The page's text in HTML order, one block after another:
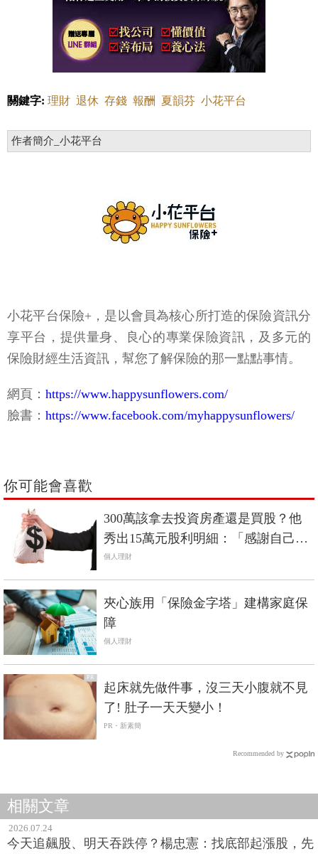
關鍵字: 理財 退休 存錢 報酬 夏韻芬 小花平台
作者簡介_小花平台
小花平台保險+，是以會員為核心所打造的保險資訊分
享平台，提供量身、良心的專業保險資訊，及多元的
保險財經生活資訊，幫您了解保險的那一點點事情。
網頁： https://www.happysunflowers.com/
臉書： https://www.facebook.com/myhappysunflowers/
你可能會喜歡
300萬該拿去投資房產還是買股？他
秀出15萬元股利明細：「感謝自己當
年的蠢動…」
個人理財
夾心族用「保險金字塔」建構家庭保
障
個人理財
PR
起床就先做件事，沒三天小腹就不見
了! 肚子一天天變小！
PR・新素簡
Recommended by
相關文章
2026.07.24
今天追飆股、明天吞跌停？楊忠憲：找底部起漲股，先